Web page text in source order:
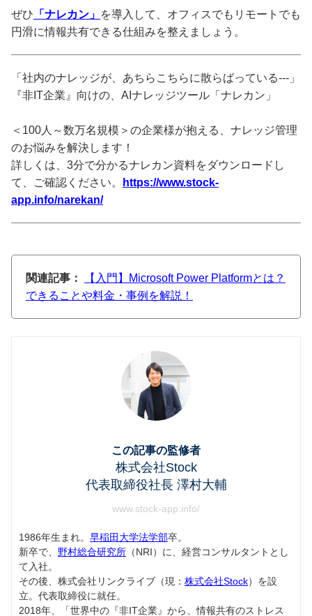
ぜひ 「ナレカン」 を導入して、オフィスでもリモートでも
円滑に情報共有できる仕組みを整えましょう。
「社内のナレッジが、あちらこちらに散らばっている---」
『非IT企業』向けの、AIナレッジツール「ナレカン」
＜100人～数万名規模＞の企業様が抱える、ナレッジ管理
のお悩みを解決します！
詳しくは、3分で分かるナレカン資料をダウンロードし
て、ご確認ください。
https://www.stock-
app.info/narekan/
関連記事：
【入門】Microsoft Power Platformとは？
できることや料金・事例を解説！
この記事の監修者
株式会社Stock
代表取締役社長 澤村大輔
www.stock-app.info/
1986年生まれ。 早稲田大学法学部卒。
新卒で、 野村総合研究所 （NRI）に、経営コンサルタントとし
て入社。
その後、株式会社リンクライブ（現： 株式会社Stock）を設
立。代表取締役に就任。
2018年、「世界中の『非IT企業』から、情報共有のストレス